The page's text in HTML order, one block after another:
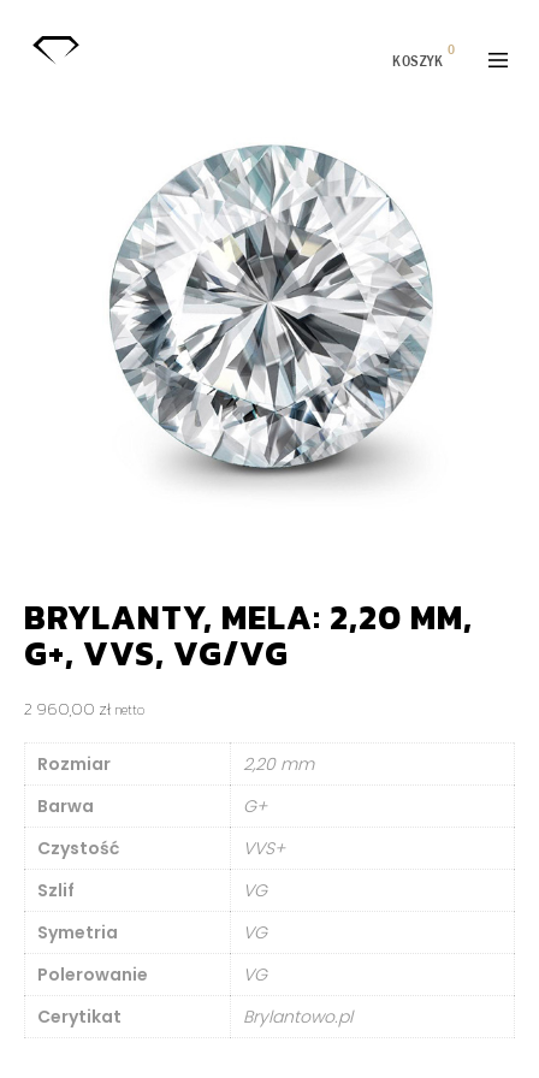
KOSZYK
0
BRYLANTY, MELA: 2,20 MM,
G+, VVS, VG/VG
2 960,00 zł netto
Rozmiar
2,20 mm
Barwa
G+
Czystość
VVS+
Szlif
VG
Symetria
VG
Polerowanie
VG
Cerytikat
Brylantowo.pl